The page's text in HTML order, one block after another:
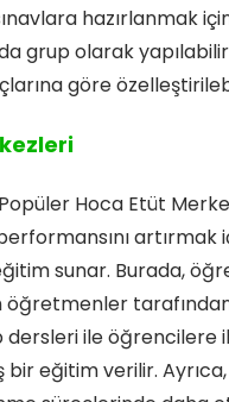
hazırlanmak için
grup olarak
göre
Hoca Etüt
artırmak
sunar. Burada,
öğretmenler
ile öğrencilere
eğitim verilir. Ayrıca,